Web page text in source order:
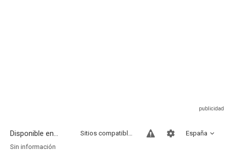
Disponible en... España
Sitios compatibles
Sin información